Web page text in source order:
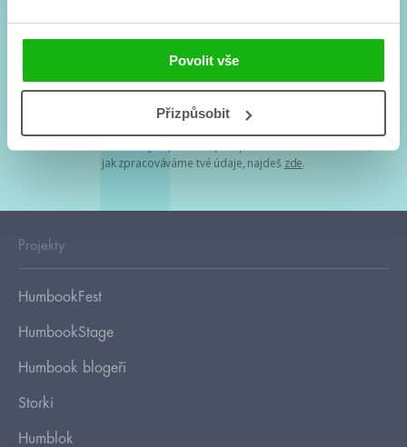
Povolit vše
Přizpůsobit
Souhlasím spodmínkami zpracování osobních údajů
Tvá e-mailová adresa je u nás v bezpečí. Přečti si
jak zpracováváme tvé údaje, najdeš zde.
Projekty
HumbookFest
HumbookStage
Humbook blogeři
Storki
Humblok